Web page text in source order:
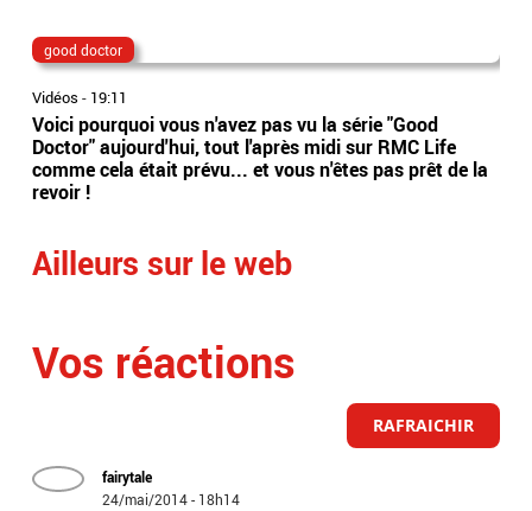
good doctor
Vidéos - 19:11
Voici pourquoi vous n'avez pas vu la série "Good
Doctor" aujourd'hui, tout l'après midi sur RMC Life
comme cela était prévu... et vous n'êtes pas prêt de la
revoir !
Ailleurs sur le web
Vos réactions
RAFRAICHIR
fairytale
24/mai/2014 - 18h14